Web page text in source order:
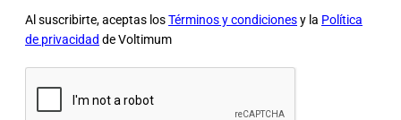
Al suscribirte, aceptas losTérminos y condicionesy la Política
de privacidad de Voltimum